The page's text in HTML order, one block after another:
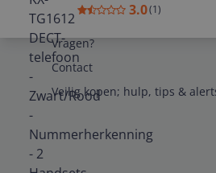
3.0(1)
Service
Vragen?
Contact
Veilig kopen; hulp, tips &